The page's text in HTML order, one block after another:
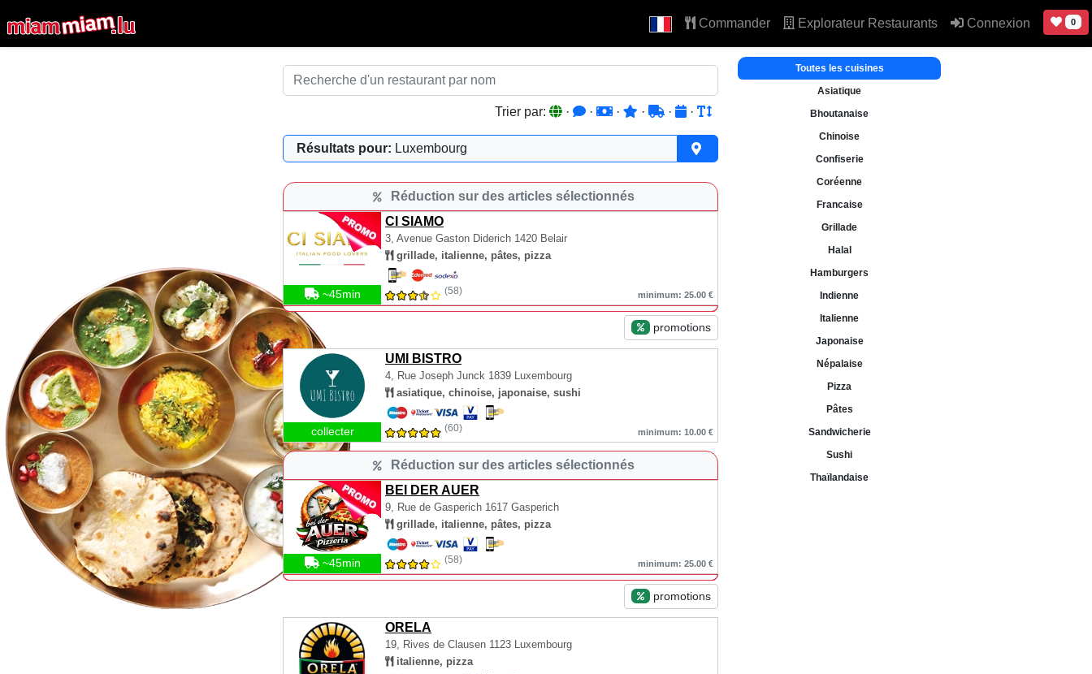
Commander Explorateur Restaurants Connexion 0
Trier par: · · · · · ·
Résultats pour: Luxembourg
Réduction sur des articles sélectionnés
CI SIAMO
3, Avenue Gaston Diderich 1420 Belair
grillade, italienne, pâtes, pizza
~45min (58) minimum: 25.00 €
promotions
UMI BISTRO
4, Rue Joseph Junck 1839 Luxembourg
asiatique, chinoise, japonaise, sushi
collecter (60) minimum: 10.00 €
Réduction sur des articles sélectionnés
BEI DER AUER
9, Rue de Gasperich 1617 Gasperich
grillade, italienne, pâtes, pizza
~45min (58) minimum: 25.00 €
promotions
ORELA
19, Rives de Clausen 1123 Luxembourg
italienne, pizza
Toutes les cuisines
Asiatique
Bhoutanaise
Chinoise
Confiserie
Coréenne
Francaise
Grillade
Halal
Hamburgers
Indienne
Italienne
Japonaise
Népalaise
Pizza
Pâtes
Sandwicherie
Sushi
Thaïlandaise